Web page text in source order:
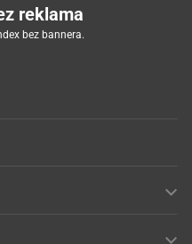
reklama
bez bannera.